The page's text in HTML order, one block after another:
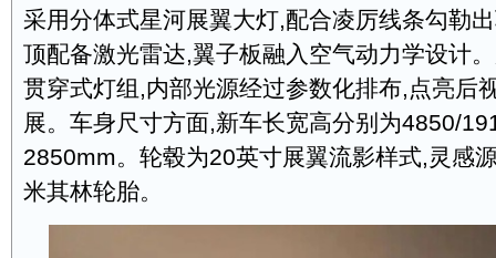
采用分体式星河展翼大灯,配合凌厉线条勾勒
顶配备激光雷达,翼子板融入空气动力学设计
贯穿式灯组,内部光源经过参数化排布,点亮后
展。车身尺寸方面,新车长宽高分别为4850/
2850mm。轮毂为20英寸展翼流影样式,灵感
米其林轮胎。